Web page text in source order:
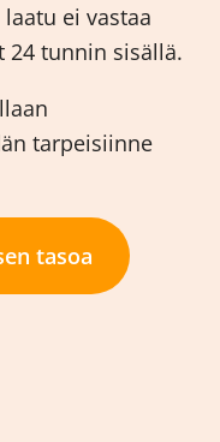
ei vastaa
24 tunnin sisällä.
tarpeisiinne
tasoa